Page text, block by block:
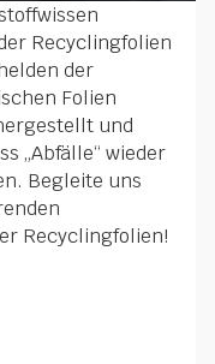
Recyclingfolien
der
Folien
und
„Abfälle“ wieder
Begleite uns
Recyclingfolien!